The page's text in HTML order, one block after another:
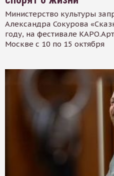
Министерство культуры
Александра Сокурова
году, на фестивале
Москве с 10 по 15 октября